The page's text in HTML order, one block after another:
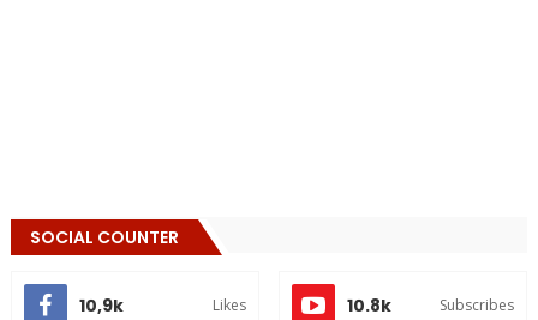
SOCIAL COUNTER
10,9k Likes 10.8k Subscribes